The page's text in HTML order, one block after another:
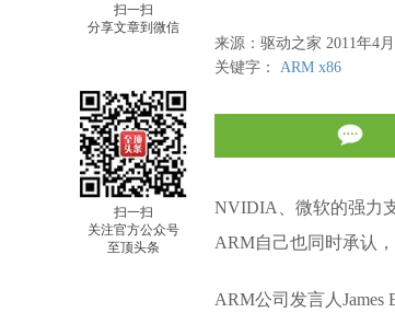
扫一扫
分享文章到微信
扫一扫
关注官方公众号
至顶头条
来源：驱动之家 2011年4月
关键字： ARM x86
NVIDIA、微软的强力
ARM自己也同时承认，
ARM公司发言人James